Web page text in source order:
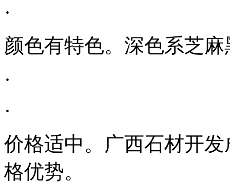
·
颜色有特色。深色系芝
·
·
价格适中。广西石材开
格优势。